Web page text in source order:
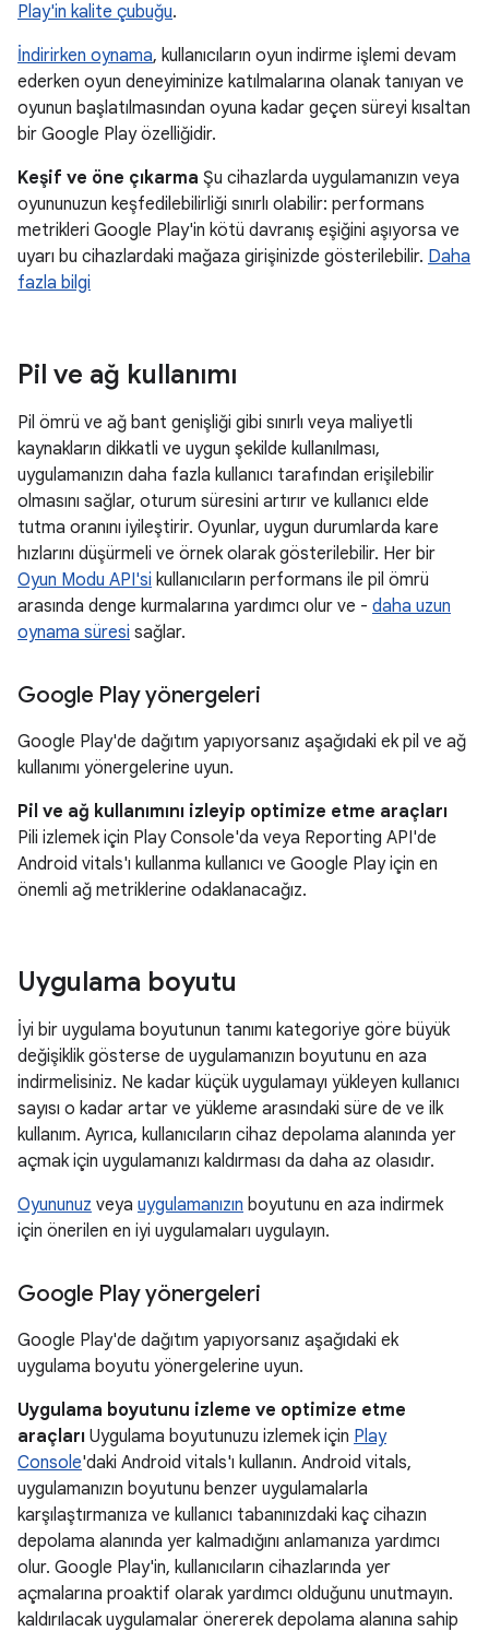
Play'in kalite çubuğu.
İndirirken oynama, kullanıcıların oyun indirme işlemi devam
ederken oyun deneyiminize katılmalarına olanak tanıyan ve
oyunun başlatılmasından oyuna kadar geçen süreyi kısaltan
bir Google Play özelliğidir.
Keşif ve öne çıkarma Şu cihazlarda uygulamanızın veya
oyununuzun keşfedilebilirliği sınırlı olabilir: performans
metrikleri Google Play'in kötü davranış eşiğini aşıyorsa ve
uyarı bu cihazlardaki mağaza girişinizde gösterilebilir. Daha
fazla bilgi
Pil ve ağ kullanımı
Pil ömrü ve ağ bant genişliği gibi sınırlı veya maliyetli
kaynakların dikkatli ve uygun şekilde kullanılması,
uygulamanızın daha fazla kullanıcı tarafından erişilebilir
olmasını sağlar, oturum süresini artırır ve kullanıcı elde
tutma oranını iyileştirir. Oyunlar, uygun durumlarda kare
hızlarını düşürmeli ve örnek olarak gösterilebilir. Her bir
Oyun Modu API'si kullanıcıların performans ile pil ömrü
arasında denge kurmalarına yardımcı olur ve - daha uzun
oynama süresi sağlar.
Google Play yönergeleri
Google Play'de dağıtım yapıyorsanız aşağıdaki ek pil ve ağ
kullanımı yönergelerine uyun.
Pil ve ağ kullanımını izleyip optimize etme araçları
Pili izlemek için Play Console'da veya Reporting API'de
Android vitals'ı kullanma kullanıcı ve Google Play için en
önemli ağ metriklerine odaklanacağız.
Uygulama boyutu
İyi bir uygulama boyutunun tanımı kategoriye göre büyük
değişiklik gösterse de uygulamanızın boyutunu en aza
indirmelisiniz. Ne kadar küçük uygulamayı yükleyen kullanıcı
sayısı o kadar artar ve yükleme arasındaki süre de ve ilk
kullanım. Ayrıca, kullanıcıların cihaz depolama alanında yer
açmak için uygulamanızı kaldırması da daha az olasıdır.
Oyununuz veya uygulamanızın boyutunu en aza indirmek
için önerilen en iyi uygulamaları uygulayın.
Google Play yönergeleri
Google Play'de dağıtım yapıyorsanız aşağıdaki ek
uygulama boyutu yönergelerine uyun.
Uygulama boyutunu izleme ve optimize etme
araçları Uygulama boyutunuzu izlemek için Play
Console'daki Android vitals'ı kullanın. Android vitals,
uygulamanızın boyutunu benzer uygulamalarla
karşılaştırmanıza ve kullanıcı tabanınızdaki kaç cihazın
depolama alanında yer kalmadığını anlamanıza yardımcı
olur. Google Play'in, kullanıcıların cihazlarında yer
açmalarına proaktif olarak yardımcı olduğunu unutmayın.
kaldırılacak uygulamalar önererek depolama alanına sahip